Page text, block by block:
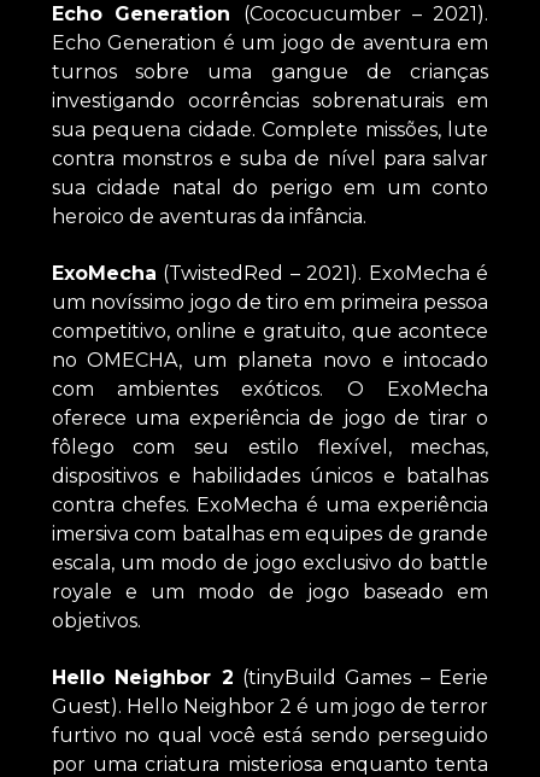
Echo Generation (Cococucumber – 2021).
Echo Generation é um jogo de aventura em
turnos sobre uma gangue de crianças
investigando ocorrências sobrenaturais em
sua pequena cidade. Complete missões, lute
contra monstros e suba de nível para salvar
sua cidade natal do perigo em um conto
heroico de aventuras da infância.
ExoMecha (TwistedRed – 2021). ExoMecha é
um novíssimo jogo de tiro em primeira pessoa
competitivo, online e gratuito, que acontece
no OMECHA, um planeta novo e intocado
com ambientes exóticos. O ExoMecha
oferece uma experiência de jogo de tirar o
fôlego com seu estilo flexível, mechas,
dispositivos e habilidades únicos e batalhas
contra chefes. ExoMecha é uma experiência
imersiva com batalhas em equipes de grande
escala, um modo de jogo exclusivo do battle
royale e um modo de jogo baseado em
objetivos.
Hello Neighbor 2 (tinyBuild Games – Eerie
Guest). Hello Neighbor 2 é um jogo de terror
furtivo no qual você está sendo perseguido
por uma criatura misteriosa enquanto tenta